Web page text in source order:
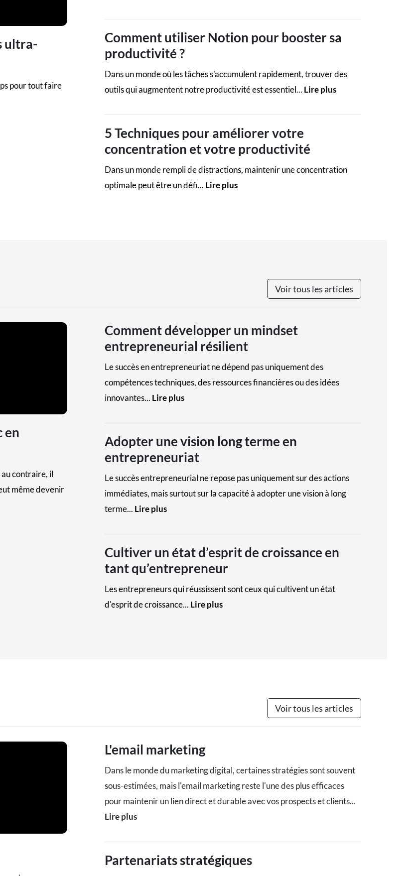
ultra-
pour tout faire
Comment utiliser Notion pour booster sa
productivité ?
Dans un monde où les tâches s'accumulent rapidement, trouver des
outils qui augmentent notre productivité est essentiel... Lire plus
5 Techniques pour améliorer votre
concentration et votre productivité
Dans un monde rempli de distractions, maintenir une concentration
optimale peut être un défi... Lire plus
Voir tous les articles
en
au contraire, il
même devenir
Comment développer un mindset
entrepreneurial résilient
Le succès en entrepreneuriat ne dépend pas uniquement des
compétences techniques, des ressources financières ou des idées
innovantes... Lire plus
Adopter une vision long terme en
entrepreneuriat
Le succès entrepreneurial ne repose pas uniquement sur des actions
immédiates, mais surtout sur la capacité à adopter une vision à long
terme... Lire plus
Cultiver un état d’esprit de croissance en
tant qu’entrepreneur
Les entrepreneurs qui réussissent sont ceux qui cultivent un état
d'esprit de croissance... Lire plus
Voir tous les articles
L'email marketing
Dans le monde du marketing digital, certaines stratégies sont souvent
sous-estimées, mais l'email marketing reste l'une des plus efficaces
pour maintenir un lien direct et durable avec vos prospects et clients...
Lire plus
Partenariats stratégiques